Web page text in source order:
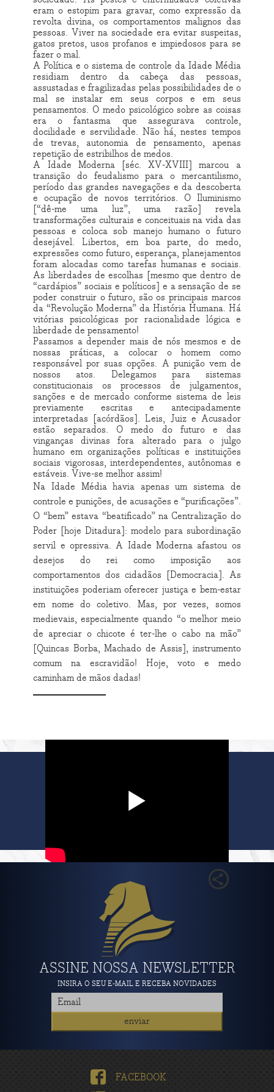
eram o estopim para gravar, como expressão da
revolta divina, os comportamentos malignos das
pessoas. Viver na sociedade era evitar suspeitas,
gatos pretos, usos profanos e impiedosos para se
fazer o mal.
A Política e o sistema de controle da Idade Média
residiam dentro da cabeça das pessoas,
assustadas e fragilizadas pelas possibilidades de o
mal se instalar em seus corpos e em seus
pensamentos. O medo psicológico sobre as coisas
era o fantasma que assegurava controle,
docilidade e servilidade. Não há, nestes tempos
de trevas, autonomia de pensamento, apenas
repetição de estribilhos de medos.
A Idade Moderna [séc. XV-XVIII] marcou a
transição do feudalismo para o mercantilismo,
período das grandes navegações e da descoberta
e ocupação de novos territórios. O Iluminismo
[“dê-me uma luz”, uma razão] revela
transformações culturais e conceituais na vida das
pessoas e coloca sob manejo humano o futuro
desejável. Libertos, em boa parte, do medo,
expressões como futuro, esperança, planejamentos
foram alocadas como tarefas humanas e sociais.
As liberdades de escolhas [mesmo que dentro de
“cardápios” sociais e políticos] e a sensação de se
poder construir o futuro, são os principais marcos
da “Revolução Moderna” da História Humana. Há
vitórias psicológicas por racionalidade lógica e
liberdade de pensamento!
Passamos a depender mais de nós mesmos e de
nossas práticas, a colocar o homem como
responsável por suas opções. A punição vem de
nossos atos. Delegamos para sistemas
constitucionais os processos de julgamentos,
sanções e de mercado conforme sistema de leis
previamente escritas e antecipadamente
interpretadas [acórdãos]. Leis, Juiz e Acusador
estão separados. O medo do futuro e das
vinganças divinas fora alterado para o julgo
humano em organizações políticas e instituições
sociais vigorosas, interdependentes, autônomas e
estáveis. Vive-se melhor assim!
Na Idade Média havia apenas um sistema de
controle e punições, de acusações e “purificações”.
O “bem” estava “beatificado” na Centralização do
Poder [hoje Ditadura]: modelo para subordinação
servil e opressiva. A Idade Moderna afastou os
desejos do rei como imposição aos
comportamentos dos cidadãos [Democracia]. As
instituições poderiam oferecer justiça e bem-estar
em nome do coletivo. Mas, por vezes, somos
medievais, especialmente quando “o melhor meio
de apreciar o chicote é ter-lhe o cabo na mão”
[Quincas Borba, Machado de Assis], instrumento
comum na escravidão! Hoje, voto e medo
caminham de mãos dadas!
ASSINE NOSSA NEWSLETTER
INSIRA O SEU E-MAIL E RECEBA NOVIDADES
FACEBOOK